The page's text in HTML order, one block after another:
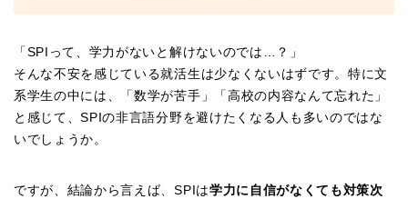
「SPIって、学力がないと解けないのでは…？」
そんな不安を感じている就活生は少なくないはずです。特に文
系学生の中には、「数学が苦手」「高校の内容なんて忘れた」
と感じて、SPIの非言語分野を避けたくなる人も多いのではな
いでしょうか。
ですが、結論から言えば、SPIは学力に自信がなくても対策次